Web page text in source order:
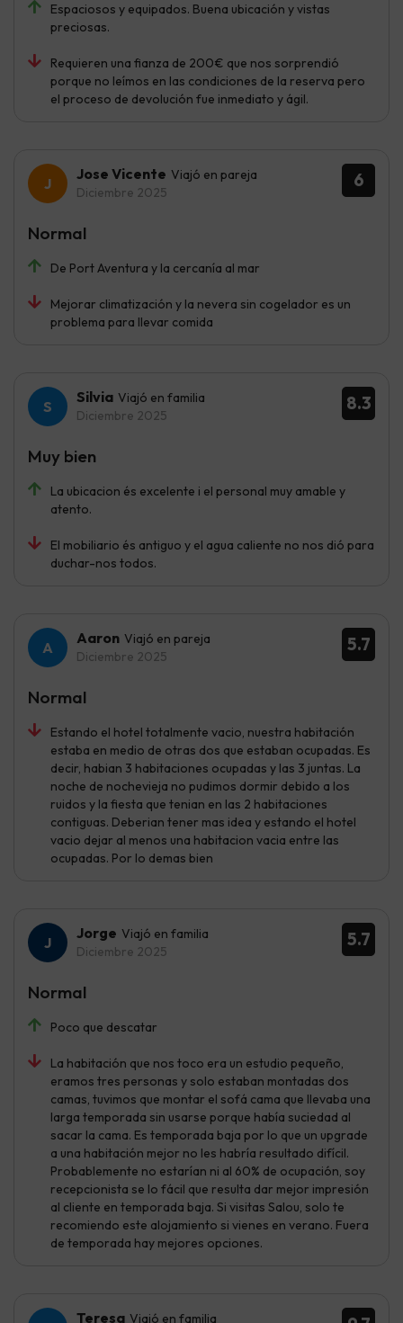
Espaciosos y equipados. Buena ubicación y vistas
preciosas.
Requieren una fianza de 200€ que nos sorprendió
porque no leímos en las condiciones de la reserva pero
el proceso de devolución fue inmediato y ágil.
6
Jose Vicente Viajó en pareja
Diciembre 2025
De Port Aventura y la cercanía al mar
Mejorar climatización y la nevera sin cogelador es un
problema para llevar comida
Normal
8.3
Silvia Viajó en familia
Diciembre 2025
La ubicacion és excelente i el personal muy amable y
atento.
El mobiliario és antiguo y el agua caliente no nos dió para
duchar-nos todos.
Muy bien
5.7
Aaron Viajó en pareja
Diciembre 2025
Estando el hotel totalmente vacio, nuestra habitación
estaba en medio de otras dos que estaban ocupadas. Es
decir, habian 3 habitaciones ocupadas y las 3 juntas. La
noche de nochevieja no pudimos dormir debido a los
ruidos y la fiesta que tenian en las 2 habitaciones
contiguas. Deberian tener mas idea y estando el hotel
vacio dejar al menos una habitacion vacia entre las
ocupadas. Por lo demas bien
Normal
5.7
Jorge Viajó en familia
Diciembre 2025
Poco que descatar
La habitación que nos toco era un estudio pequeño,
eramos tres personas y solo estaban montadas dos
camas, tuvimos que montar el sofá cama que llevaba una
larga temporada sin usarse porque había suciedad al
sacar la cama. Es temporada baja por lo que un upgrade
a una habitación mejor no les habría resultado difícil.
Probablemente no estarían ni al 60% de ocupación, soy
recepcionista se lo fácil que resulta dar mejor impresión
al cliente en temporada baja. Si visitas Salou, solo te
recomiendo este alojamiento si vienes en verano. Fuera
de temporada hay mejores opciones.
Normal
Teresa Viajó en familia